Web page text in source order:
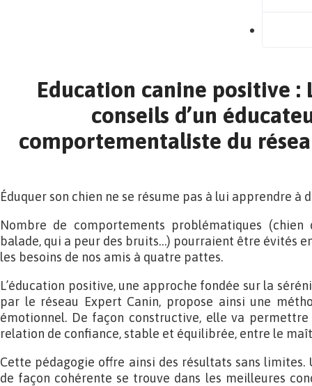
Education canine positive :
conseils d’un
comportementaliste du
Éduquer son chien ne se résume pas à lui apprendre à
Nombre de comportements problématiques
balade, qui a peur des bruits…) pourraient être évités
les besoins de nos amis à quatre pattes.
L’éducation positive, une approche fondée sur la
par le réseau Expert Canin, propose ainsi une
émotionnel. De façon constructive, elle va
relation de confiance, stable et équilibrée, entre le
Cette pédagogie offre ainsi des résultats sans limites.
de façon cohérente se trouve dans les meilleures